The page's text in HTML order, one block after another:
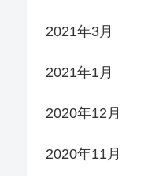
2021年3月
2021年1月
2020年12月
2020年11月